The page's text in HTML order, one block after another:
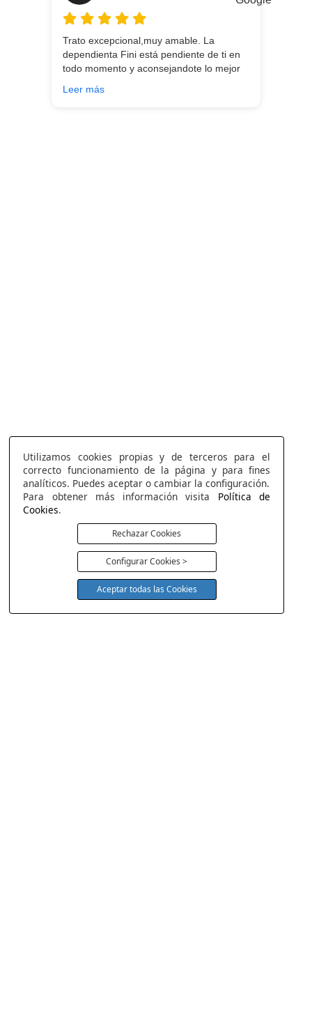
Trato excepcional,muy amable. La
dependienta Fini está pendiente de ti en
todo momento y aconsejandote lo mejor
buscando!!
Leer más
Utilizamos cookies propias y de terceros para el
correcto funcionamiento de la página y para fines
analíticos. Puedes aceptar o cambiar la configuración.
Para obtener más información visita Política de
Cookies.
Rechazar Cookies
Configurar Cookies >
Aceptar todas las Cookies